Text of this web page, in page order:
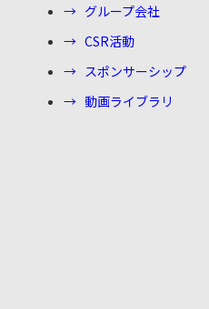
グループ会社
CSR活動
スポンサーシップ
動画ライブラリ